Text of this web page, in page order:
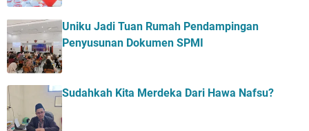
Uniku Jadi Tuan Rumah Pendampingan
Penyusunan Dokumen SPMI
Sudahkah Kita Merdeka Dari Hawa Nafsu?